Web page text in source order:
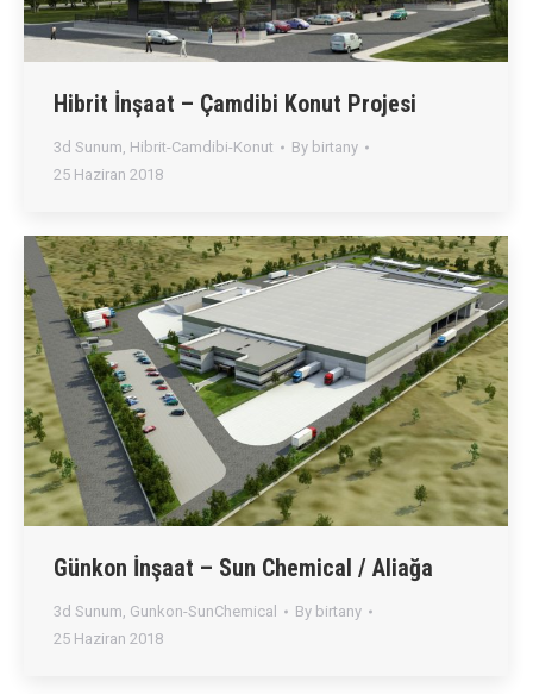
Hibrit İnşaat – Çamdibi Konut Projesi
3d Sunum, Hibrit-Camdibi-Konut By birtany
25 Haziran 2018
Günkon İnşaat – Sun Chemical / Aliağa
3d Sunum, Gunkon-SunChemical By birtany
25 Haziran 2018